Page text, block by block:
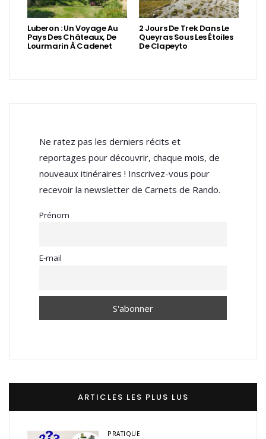
Luberon : Un Voyage Au
Pays Des Châteaux, De
Lourmarin À Cadenet
2 Jours De Trek Dans Le
Queyras Sous Les Étoiles
De Clapeyto
Ne ratez pas les derniers récits et
reportages pour découvrir, chaque mois, de
nouveaux itinéraires ! Inscrivez-vous pour
recevoir la newsletter de Carnets de Rando.
Prénom
E-mail
ARTICLES LES PLUS LUS
PRATIQUE